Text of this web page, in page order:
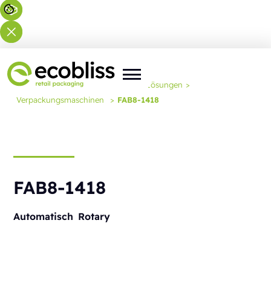
Sie befinden sich hier: Lösungen >
Verpackungsmaschinen
> FAB8-1418
FAB8-1418
Automatisch Rotary